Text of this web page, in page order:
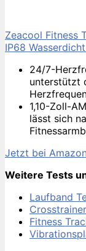
Zeacool Fitness
IP68
24/7-
unterstützt
1,10-Zoll-
lässt sich
Jetzt bei
Weitere Tests
Laufband
Fitness